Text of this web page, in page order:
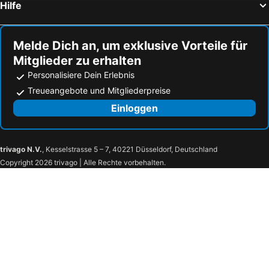
Hilfe
Melde Dich an, um exklusive Vorteile für
Mitglieder zu erhalten
Personalisiere Dein Erlebnis
Treueangebote und Mitgliederpreise
Einloggen
trivago N.V., Kesselstrasse 5 – 7, 40221 Düsseldorf, Deutschland
Copyright 2026 trivago | Alle Rechte vorbehalten.